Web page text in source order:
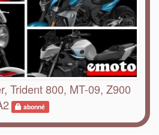
Trident 800, MT-09, Z900
abonné